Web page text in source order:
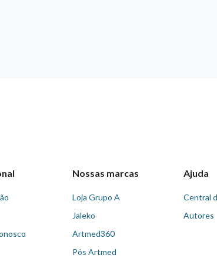
Nossas marcas
Loja Grupo A
Jaleko
Artmed360
Pós Artmed
Ajuda
Central
Autores